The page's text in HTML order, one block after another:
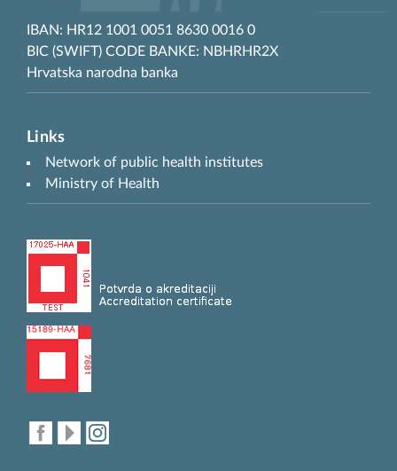
IBAN: HR12 1001 0051 8630 0016 0
BIC (SWIFT) CODE BANKE: NBHRHR2X
Hrvatska narodna banka
Links
Network of public health institutes
Ministry of Health